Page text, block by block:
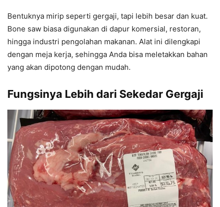
Bentuknya mirip seperti gergaji, tapi lebih besar dan kuat.
Bone saw biasa digunakan di dapur komersial, restoran,
hingga industri pengolahan makanan. Alat ini dilengkapi
dengan meja kerja, sehingga Anda bisa meletakkan bahan
yang akan dipotong dengan mudah.
Fungsinya Lebih dari Sekedar Gergaji